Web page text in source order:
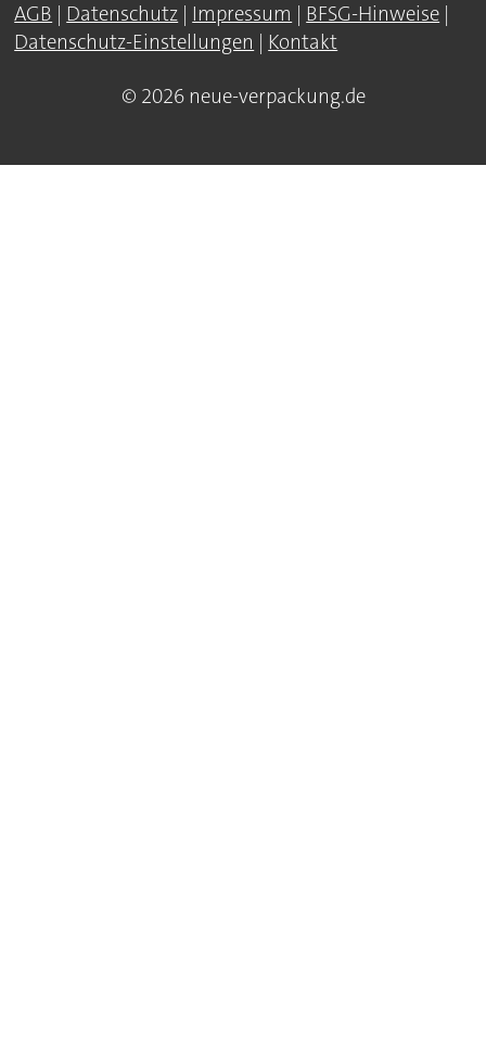
AGB | Datenschutz | Impressum | BFSG-Hinweise |
Datenschutz-Einstellungen | Kontakt
© 2026 neue-verpackung.de